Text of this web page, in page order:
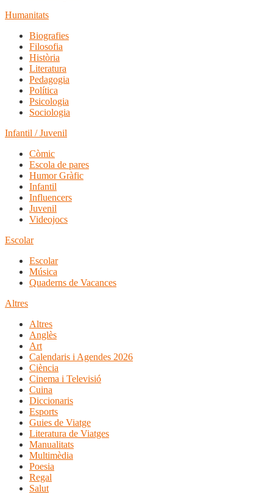
Humanitats
Biografies
Filosofia
Història
Literatura
Pedagogia
Política
Psicologia
Sociologia
Infantil / Juvenil
Còmic
Escola de pares
Humor Gràfic
Infantil
Influencers
Juvenil
Videojocs
Escolar
Escolar
Música
Quaderns de Vacances
Altres
Altres
Anglès
Art
Calendaris i Agendes 2026
Ciència
Cinema i Televisió
Cuina
Diccionaris
Esports
Guies de Viatge
Literatura de Viatges
Manualitats
Multimèdia
Poesia
Regal
Salut